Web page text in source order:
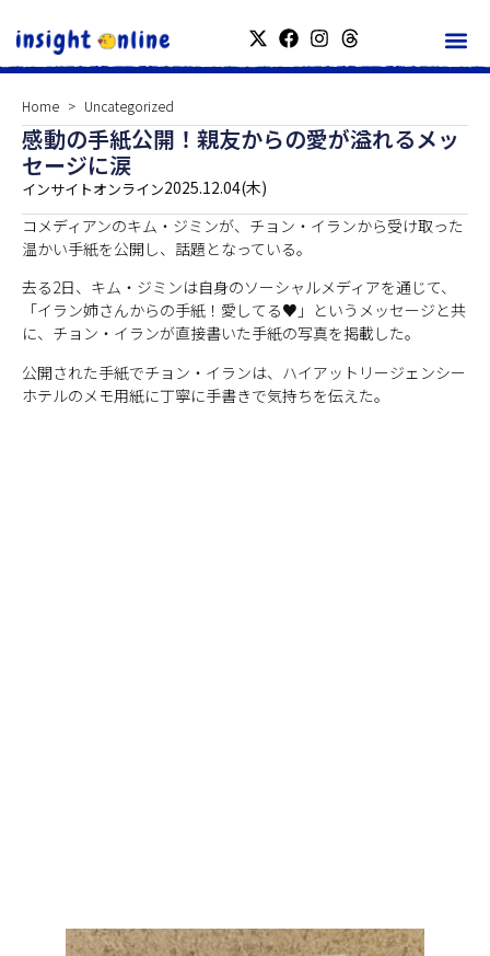
Home Uncategorized
感動の手紙公開！親友からの愛が溢れるメッ
セージに涙
インサイトオンライン2025.12.04(木)
コメディアンのキム・ジミンが、チョン・イランから受け取った
温かい手紙を公開し、話題となっている。
去る2日、キム・ジミンは自身のソーシャルメディアを通じて、
「イラン姉さんからの手紙！愛してる♥」というメッセージと共
に、チョン・イランが直接書いた手紙の写真を掲載した。
公開された手紙でチョン・イランは、ハイアットリージェンシー
ホテルのメモ用紙に丁寧に手書きで気持ちを伝えた。